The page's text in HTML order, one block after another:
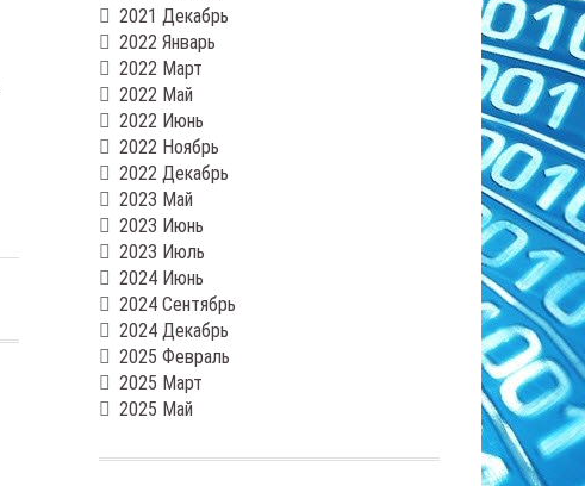
2021 Декабрь
2022 Январь
2022 Март
2022 Май
2022 Июнь
2022 Ноябрь
2022 Декабрь
2023 Май
2023 Июнь
2023 Июль
2024 Июнь
2024 Сентябрь
2024 Декабрь
2025 Февраль
2025 Март
2025 Май